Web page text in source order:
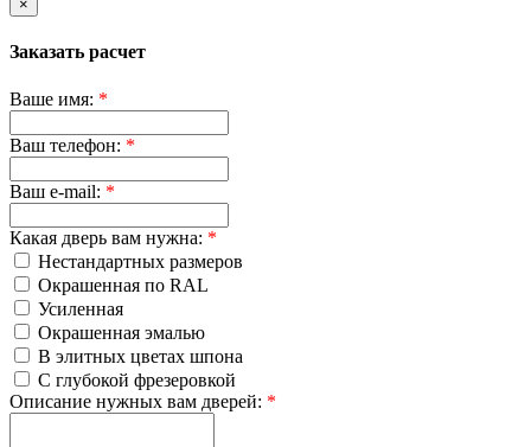
×
Заказать расчет
Ваше имя: *
Ваш телефон: *
Ваш e-mail: *
Какая дверь вам нужна: *
Нестандартных размеров
Окрашенная по RAL
Усиленная
Окрашенная эмалью
В элитных цветах шпона
С глубокой фрезеровкой
Описание нужных вам дверей: *